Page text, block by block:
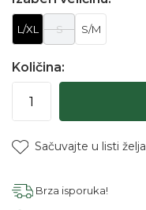
L/XL S S/M
Količina:
Sačuvajte u listi želja
Brza isporuka!